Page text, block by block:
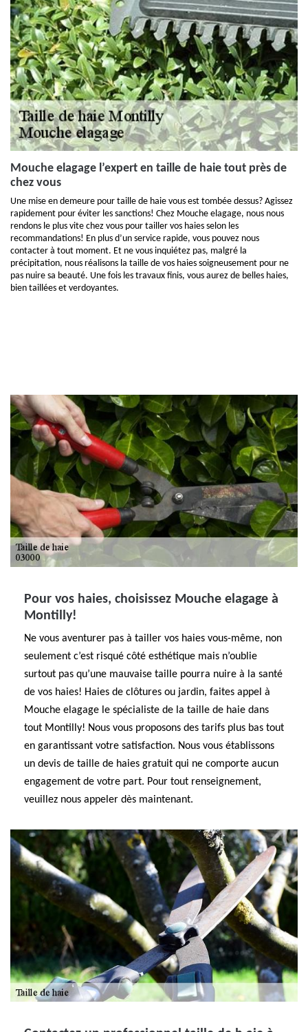
Mouche elagage l’expert en taille de haie tout près de
chez vous
Une mise en demeure pour taille de haie vous est tombée dessus? Agissez
rapidement pour éviter les sanctions! Chez Mouche elagage, nous nous
rendons le plus vite chez vous pour tailler vos haies selon les
recommandations! En plus d’un service rapide, vous pouvez nous
contacter à tout moment. Et ne vous inquiétez pas, malgré la
précipitation, nous réalisons la taille de vos haies soigneusement pour ne
pas nuire sa beauté. Une fois les travaux finis, vous aurez de belles haies,
bien taillées et verdoyantes.
Pour vos haies, choisissez Mouche elagage à
Montilly!
Ne vous aventurer pas à tailler vos haies vous-même, non
seulement c’est risqué côté esthétique mais n’oublie
surtout pas qu’une mauvaise taille pourra nuire à la santé
de vos haies! Haies de clôtures ou jardin, faites appel à
Mouche elagage le spécialiste de la taille de haie dans
tout Montilly! Nous vous proposons des tarifs plus bas tout
en garantissant votre satisfaction. Nous vous établissons
un devis de taille de haies gratuit qui ne comporte aucun
engagement de votre part. Pour tout renseignement,
veuillez nous appeler dès maintenant.